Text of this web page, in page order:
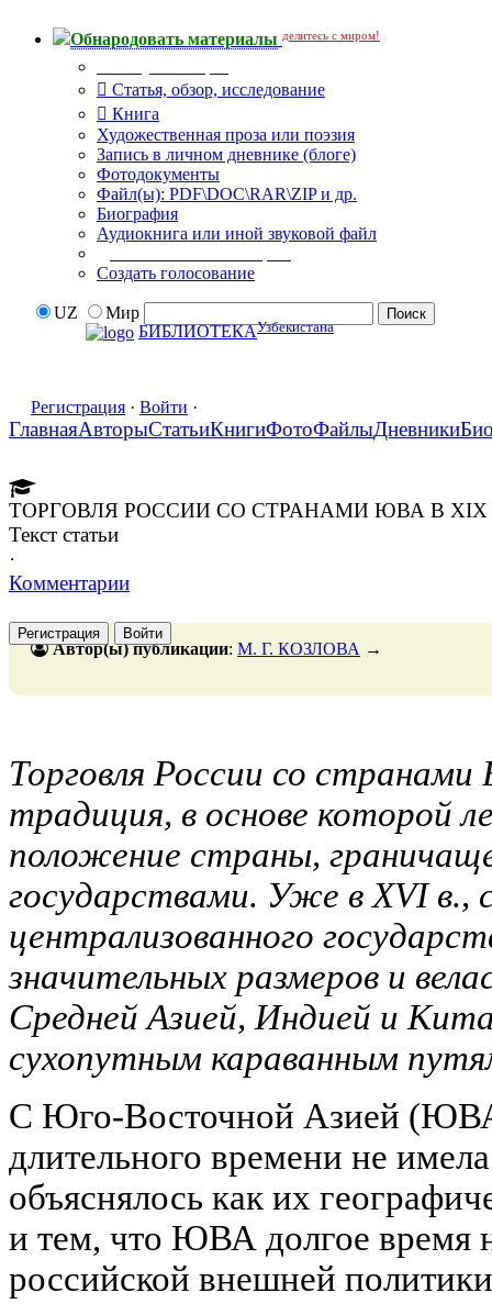
Обнародовать материалы делитесь с миром!
Статья, обзор, исследование
Книга
Художественная проза или поэзия
Запись в личном дневнике (блоге)
Фотодокументы
Файл(ы): PDF\DOC\RAR\ZIP и др.
Биография
Аудиокнига или иной звуковой файл
Создать голосование
UZ
Мир
БИБЛИОТЕКАУзбекистана
Регистрация · Войти ·
ГлавнаяАвторыСтатьиКнигиФотоФайлыДневники
ТОРГОВЛЯ РОССИИ СО СТРАНАМИ ЮВА В XIX
Текст статьи
·
Комментарии
Регистрация Войти
Автор(ы) публикации: М. Г. КОЗЛОВА →
Торговля России со странами
традиция, в основе которой
положение страны,
государствами. Уже в XVI в.,
централизованного
значительных размеров и
Средней Азией, Индией и
сухопутным караванным
С Юго-Восточной Азией
длительного времени не
объяснялось как их
и тем, что ЮВА долгое время
российской внешней